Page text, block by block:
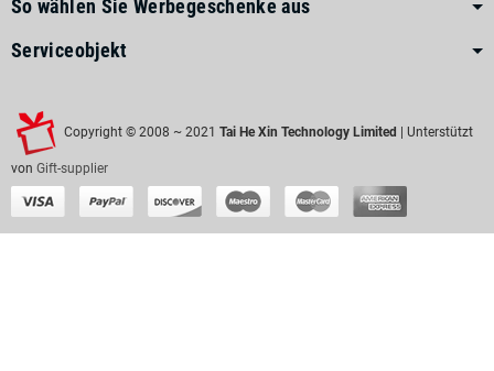
So wählen Sie Werbegeschenke aus
Serviceobjekt
Copyright © 2008 ~ 2021 Tai He Xin Technology Limited | Unterstützt
von Gift-supplier